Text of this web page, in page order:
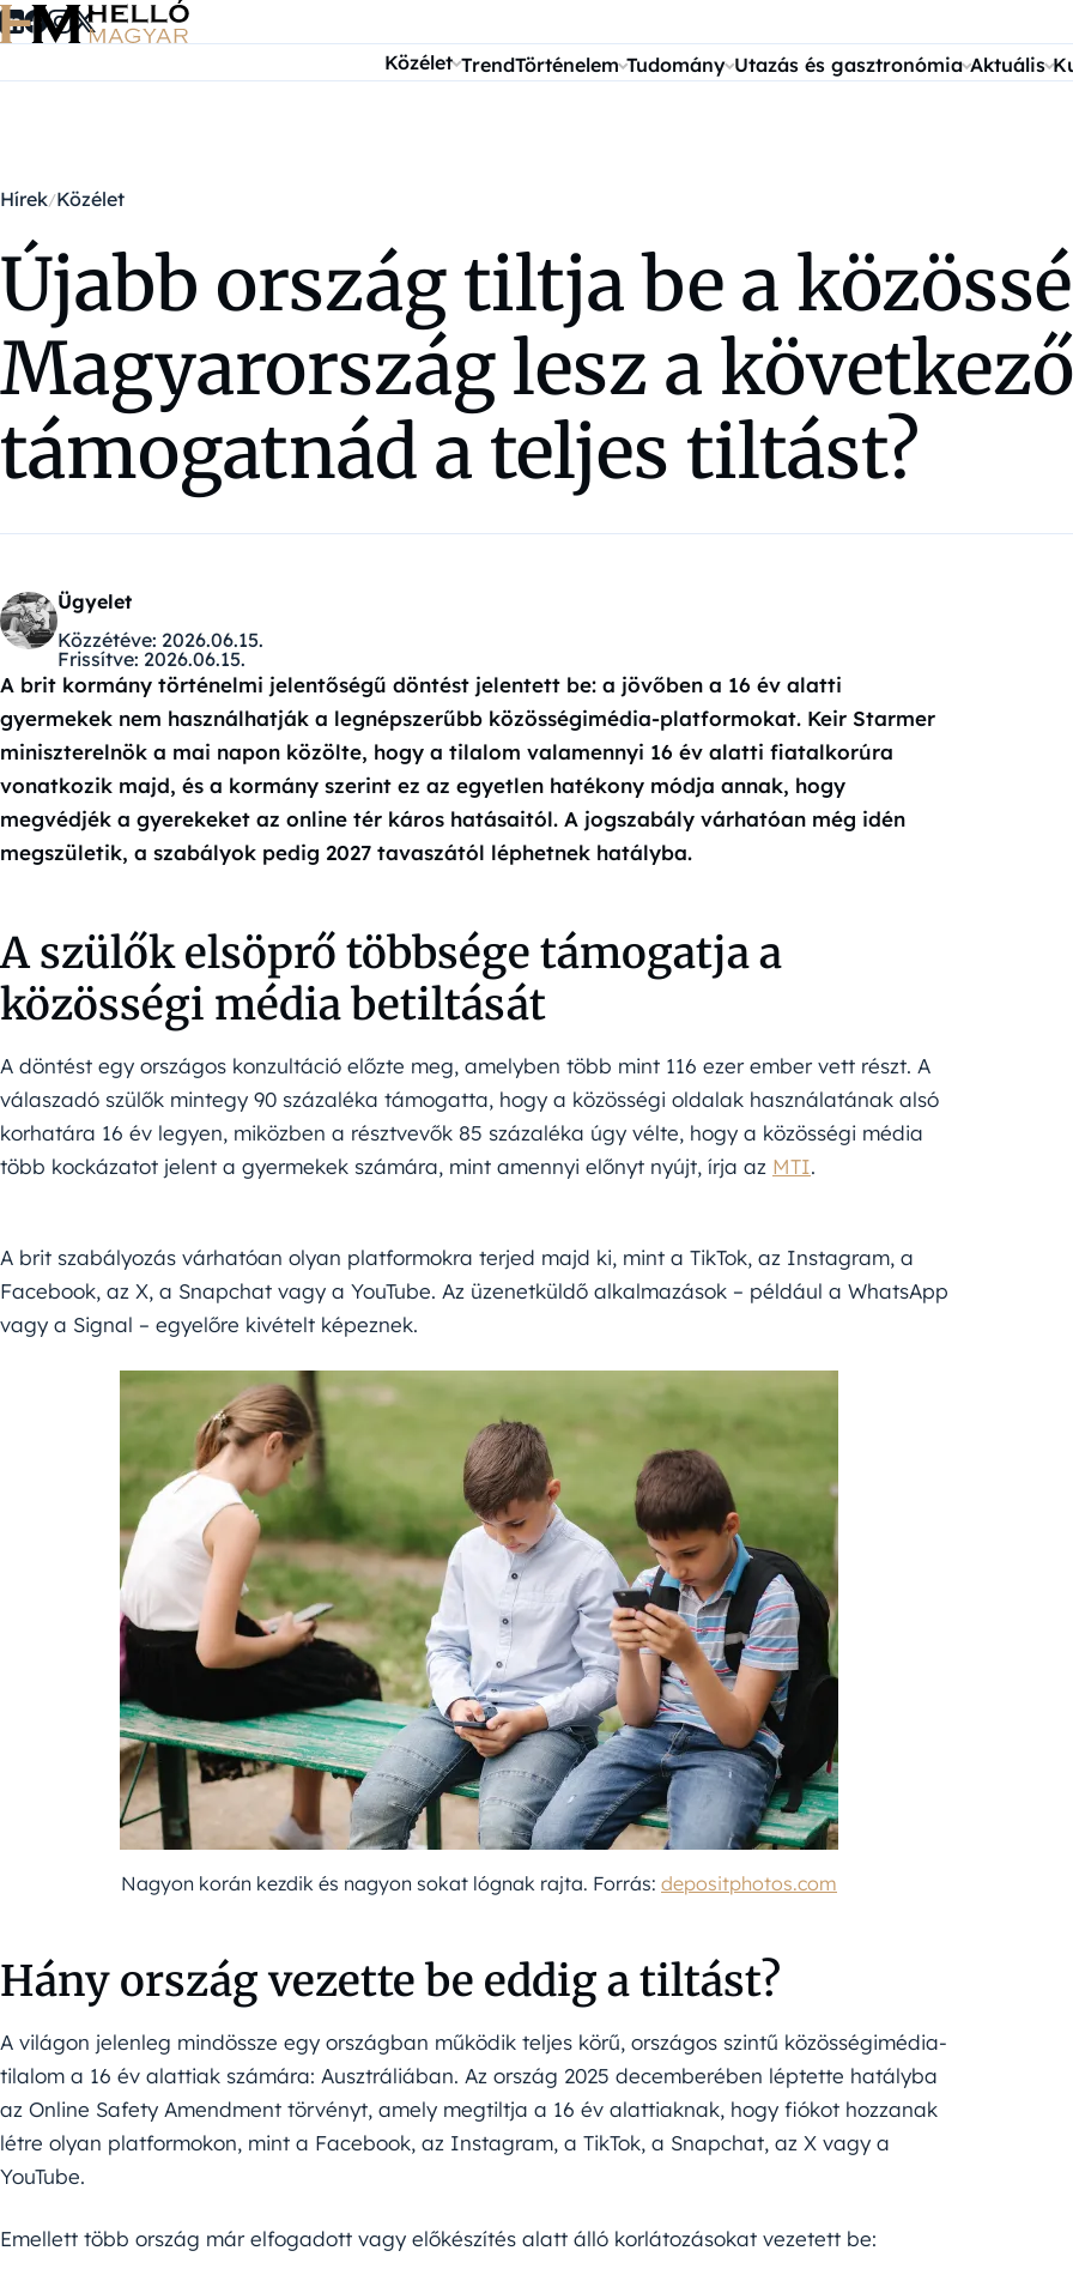
Ugrás a tartalomra
Közélet TrendTörténelem Tudomány Utazás és gasztronómia Aktuális
Hírek Közélet
Újabb ország tiltja be a
Magyarország lesz a
támogatnád a teljes tiltást?
Ügyelet
Közzétéve: 2026.06.15.
Frissítve: 2026.06.15.
A brit kormány történelmi jelentőségű döntést jelentett be: a jövőben a 16 év alatti
gyermekek nem használhatják a legnépszerűbb közösségimédia-platformokat. Keir Starmer
miniszterelnök a mai napon közölte, hogy a tilalom valamennyi 16 év alatti fiatalkorúra
vonatkozik majd, és a kormány szerint ez az egyetlen hatékony módja annak, hogy
megvédjék a gyerekeket az online tér káros hatásaitól. A jogszabály várhatóan még idén
megszületik, a szabályok pedig 2027 tavaszától léphetnek hatályba.
A szülők elsöprő többsége támogatja a
közösségi média betiltását
A döntést egy országos konzultáció előzte meg, amelyben több mint 116 ezer ember vett részt. A
válaszadó szülők mintegy 90 százaléka támogatta, hogy a közösségi oldalak használatának alsó
korhatára 16 év legyen, miközben a résztvevők 85 százaléka úgy vélte, hogy a közösségi média
több kockázatot jelent a gyermekek számára, mint amennyi előnyt nyújt, írja az MTI.
A brit szabályozás várhatóan olyan platformokra terjed majd ki, mint a TikTok, az Instagram, a
Facebook, az X, a Snapchat vagy a YouTube. Az üzenetküldő alkalmazások – például a WhatsApp
vagy a Signal – egyelőre kivételt képeznek.
Nagyon korán kezdik és nagyon sokat lógnak rajta. Forrás: depositphotos.com
Hány ország vezette be eddig a tiltást?
A világon jelenleg mindössze egy országban működik teljes körű, országos szintű közösségimédia-
tilalom a 16 év alattiak számára: Ausztráliában. Az ország 2025 decemberében léptette hatályba
az Online Safety Amendment törvényt, amely megtiltja a 16 év alattiaknak, hogy fiókot hozzanak
létre olyan platformokon, mint a Facebook, az Instagram, a TikTok, a Snapchat, az X vagy a
YouTube.
Emellett több ország már elfogadott vagy előkészítés alatt álló korlátozásokat vezetett be: